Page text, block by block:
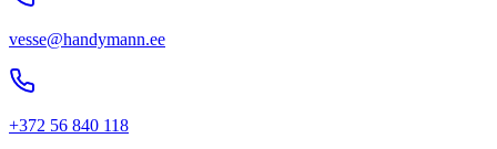
vesse@handymann.ee
+372 56 840 118